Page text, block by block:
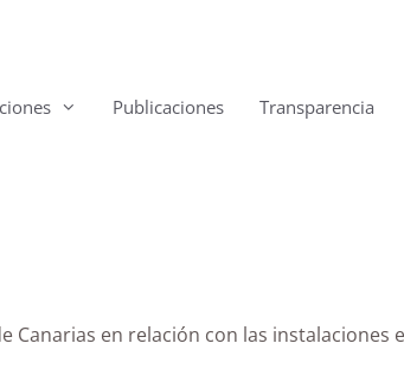
Publicaciones Transparencia
en relación con las instalaciones